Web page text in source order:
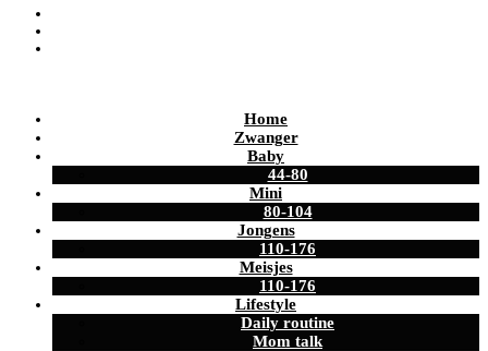
Home
Zwanger
Baby
44-80
Mini
80-104
Jongens
110-176
Meisjes
110-176
Lifestyle
Daily routine
Mom talk